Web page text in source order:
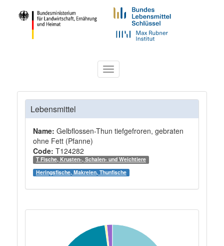
Toggle
navigation
Lebensmittel
Name: Gelbflossen-Thun tiefgefroren, gebraten
ohne Fett (Pfanne)
Code: T124282
T Fische, Krusten-, Schalen- und Weichtiere
Heringsfische, Makrelen, Thunfische